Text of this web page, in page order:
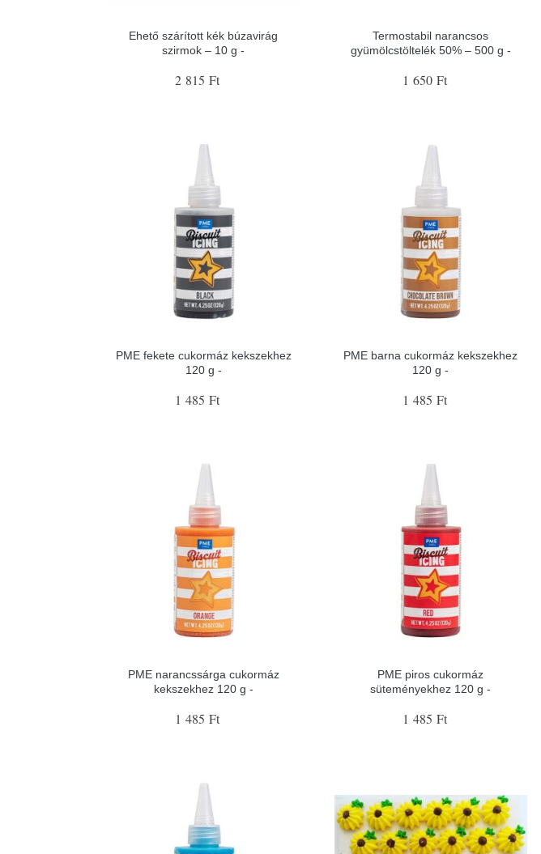
Ehető szárított kék búzavirág
szirmok – 10 g -
2 815 Ft
Termostabil narancsos
gyümölcstöltelék 50% – 500 g -
1 650 Ft
PME fekete cukormáz kekszekhez
120 g -
1 485 Ft
PME barna cukormáz kekszekhez
120 g -
1 485 Ft
PME narancssárga cukormáz
kekszekhez 120 g -
1 485 Ft
PME piros cukormáz
süteményekhez 120 g -
1 485 Ft